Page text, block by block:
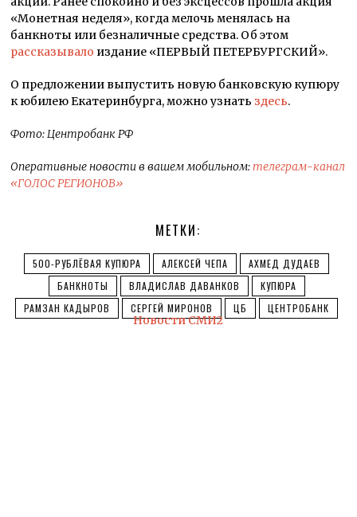
«Монетная неделя», когда мелочь менялась на
банкноты или безналичные средства. Об этом
рассказывало издание «ПЕРВЫЙ ПЕТЕРБУРГСКИЙ».
О предложении выпустить новую банковскую купюру
к юбилею Екатеринбурга, можно узнать здесь.
Фото: Центробанк РФ
Оперативные новости в вашем мобильном:телеграм-канал
«ГОЛОС РЕГИОНОВ»
МЕТКИ:
500-РУБЛЁВАЯ КУПЮРА АЛЕКСЕЙ ЧЕПА
АХМЕД ДУДАЕВ
БАНКНОТЫ
ВЛАДИСЛАВ ДАВАНКОВ
КУПЮРА
РАМЗАН КАДЫРОВ
СЕРГЕЙ МИРОНОВ ЦБ ЦЕНТРОБАНК
Новости СМИ2